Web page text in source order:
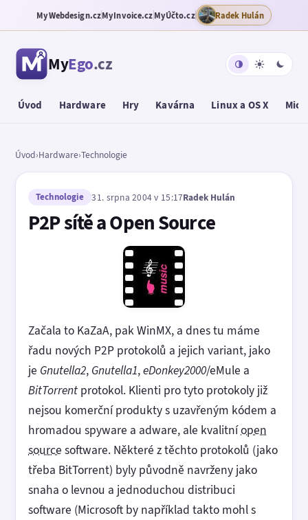
MyWebdesign.czMyInvoice.czMyÚčto.cz Radek Hulán
MyEgo.cz
Úvod Hardware Hry Kavárna Linux a OS X
Úvod›Hardware›Technologie
Technologie 31. srpna 2004 v 15:17Radek Hulán
P2P sítě a Open Source
Začala to KaZaA, pak WinMX, a dnes tu máme
řadu nových P2P protokolů a jejich variant, jako
je Gnutella2, Gnutella1,eDonkey2000/eMule a
BitTorrent protokol. Klienti pro tyto protokoly již
nejsou komerční produkty s uzavřeným kódem a
hromadou spyware a adware, ale kvalitníopen
source software. Některé z těchto protokolů (jako
třeba BitTorrent) byly původně navrženy jako
snaha o levnou a jednoduchou distribuci
software (Microsoft by například takto mohl s